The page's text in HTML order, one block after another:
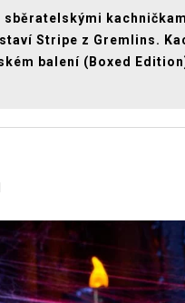
Stripe z Gremlins.
balení (Boxed